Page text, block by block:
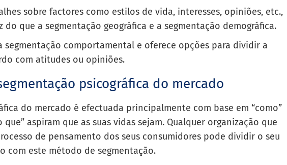
sobre factores como estilos de vida, interesses, opiniões, etc.,
do que a segmentação geográfica e a segmentação demográfica.
segmentação comportamental e oferece opções para dividir a
com atitudes ou opiniões.
psicográfica do mercado
do mercado é efectuada principalmente com base em “como”
que” aspiram que as suas vidas sejam. Qualquer organização que
de pensamento dos seus consumidores pode dividir o seu
com este método de segmentação.